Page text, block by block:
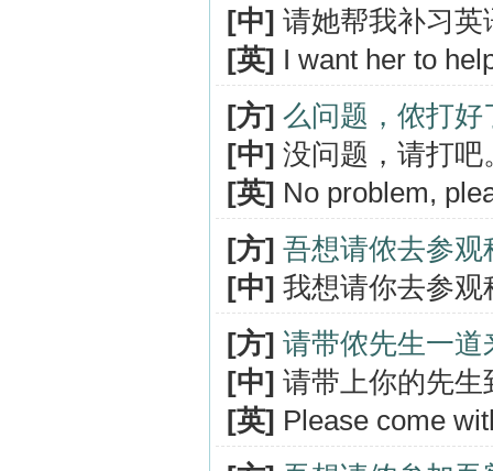
[中] 请她帮我补习英
[英] I want her to
[方] 么问题，侬打好
[中] 没问题，请打吧
[英] No problem,
[方] 吾想请侬去参观
[中] 我想请你去参观
[方] 请带侬先生一道
[中] 请带上你的先
[英] Please come